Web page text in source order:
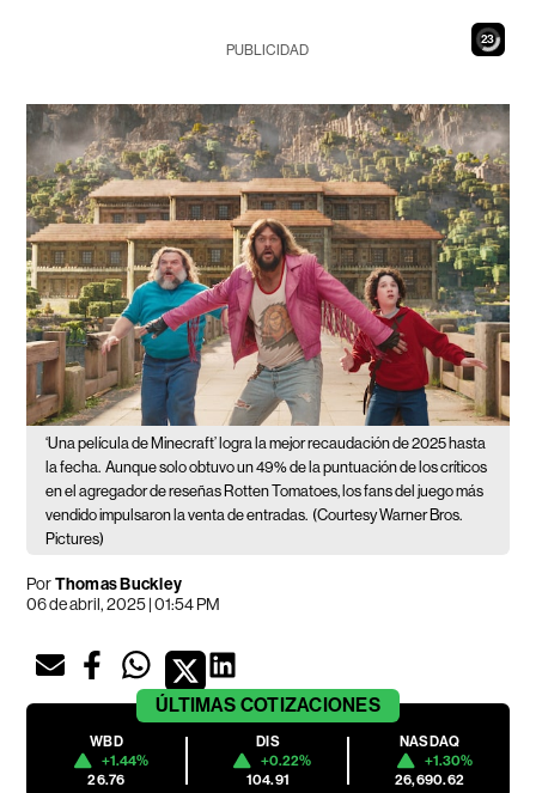
22
PUBLICIDAD
‘Una película de Minecraft’ logra la mejor recaudación de 2025 hasta
la fecha. Aunque solo obtuvo un 49% de la puntuación de los críticos
en el agregador de reseñas Rotten Tomatoes, los fans del juego más
vendido impulsaron la venta de entradas. (Courtesy Warner Bros.
Pictures)
PorThomas Buckley
06 de abril, 2025 | 01:54 PM
ÚLTIMAS COTIZACIONES
WBD
+1.44%
26.76
DIS
+0.22%
104.91
NASDAQ
+1.30%
26,690.62